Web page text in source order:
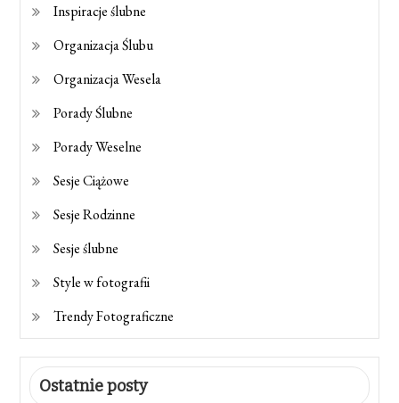
Inspiracje ślubne
Organizacja Ślubu
Organizacja Wesela
Porady Ślubne
Porady Weselne
Sesje Ciążowe
Sesje Rodzinne
Sesje ślubne
Style w fotografii
Trendy Fotograficzne
Ostatnie posty